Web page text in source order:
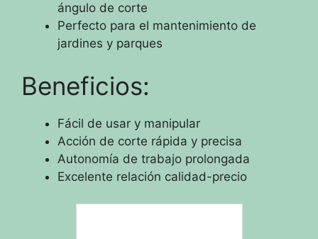
ángulo de corte
Perfecto para el mantenimiento de
jardines y parques
Beneficios:
Fácil de usar y manipular
Acción de corte rápida y precisa
Autonomía de trabajo prolongada
Excelente relación calidad-precio